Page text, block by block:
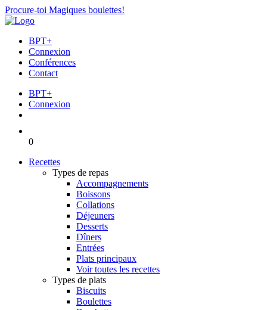
Procure-toi Magiques boulettes!
BPT+
Connexion
Conférences
Contact
BPT+
Connexion
0
Recettes
Types de repas
Accompagnements
Boissons
Collations
Déjeuners
Desserts
Dîners
Entrées
Plats principaux
Voir toutes les recettes
Types de plats
Biscuits
Boulettes